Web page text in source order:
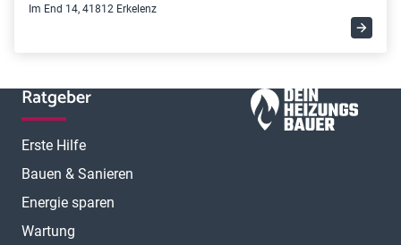
Im End 14, 41812 Erkelenz
Ratgeber
Erste Hilfe
Bauen & Sanieren
Energie sparen
Wartung